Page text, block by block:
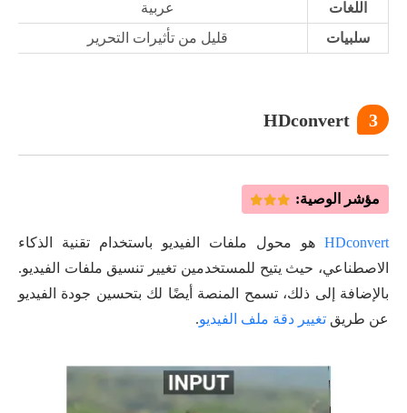
اللغات
عربية
سلبيات
قليل من تأثيرات التحرير
3
HDconvert
مؤشر الوصية:
HDconvert هو محول ملفات الفيديو باستخدام تقنية الذكاء
الاصطناعي، حيث يتيح للمستخدمين تغيير تنسيق ملفات الفيديو.
بالإضافة إلى ذلك، تسمح المنصة أيضًا لك بتحسين جودة الفيديو
عن طريق تغيير دقة ملف الفيديو.